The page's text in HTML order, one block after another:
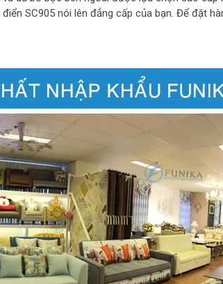
SC905 nói lên đẳng cấp của bạn. Để đặt